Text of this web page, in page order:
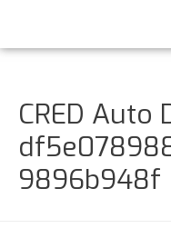
CRED Auto
9896b948f